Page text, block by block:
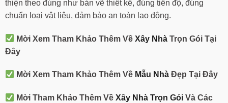
thiện theo đúng như bản vẽ thiết kế, đúng tiến độ, đúng
chuẩn loại vật liệu, đảm bảo an toàn lao động.
Mời Xem Tham Khảo Thêm VềXây Nhà Trọn Gói Tại
Đây
Mời Xem Tham Khảo Thêm Về Mẫu Nhà Đẹp Tại Đây
Mời Tham Khảo Thêm VềXây Nhà Trọn Gói Và Các